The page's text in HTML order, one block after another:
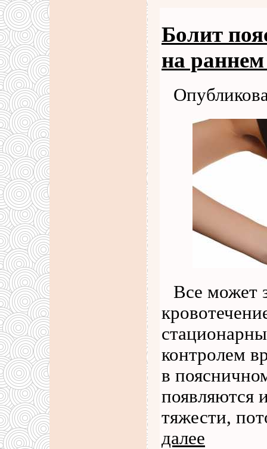
Болит
на раннем
Все может
контролем
в
появляются
тяжести,
далее